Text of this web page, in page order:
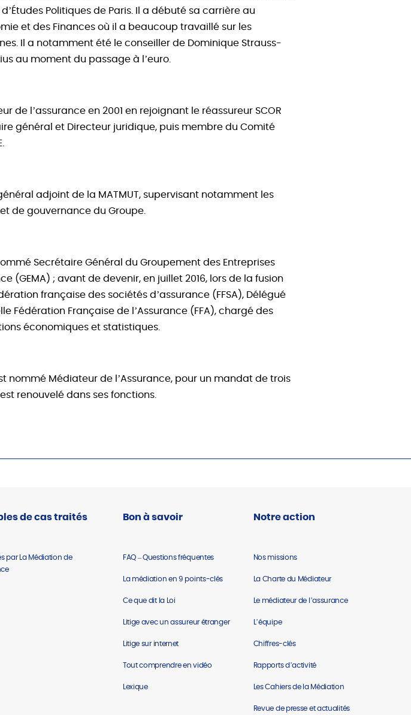
Politiques de Paris. Il a débuté sa carrière au
et des Finances où il a beaucoup travaillé sur les
Il a notamment été le conseiller de Dominique Strauss-
au moment du passage à l’euro.
de l’assurance en 2001 en rejoignant le réassureur SCOR
général et Directeur juridique, puis membre du Comité
adjoint de la MATMUT, supervisant notamment les
de gouvernance du Groupe.
Secrétaire Général du Groupement des Entreprises
(GEMA) ; avant de devenir, en juillet 2016, lors de la fusion
française des sociétés d’assurance (FFSA), Délégué
Fédération Française de l’Assurance (FFA), chargé des
économiques et statistiques.
nommé Médiateur de l’Assurance, pour un mandat de trois
renouvelé dans ses fonctions.
de cas traités
par La Médiation de
Bon à savoir
FAQ – Questions fréquentes
La médiation en 9 points-clés
Ce que dit la Loi
Litige avec un assureur étranger
Litige sur internet
Tout comprend​re en vidéo
Lexique
Notre action
Nos missions
La Charte du Médiateur
Le médiateur de l’assurance
L’équipe
Chiffres-clés
Rapports d’activité
Les Cahiers de la Médiation
Revue de presse et actualités